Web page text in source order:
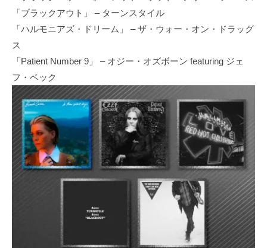
「ブラックアウト」 – ターンスタイル
「ハルモニアズ・ドリーム」 – ザ・ウォー・オン・ドラッグ
ス
「Patient Number 9」 – オジー・オズボーン featuring ジェ
フ・ベック